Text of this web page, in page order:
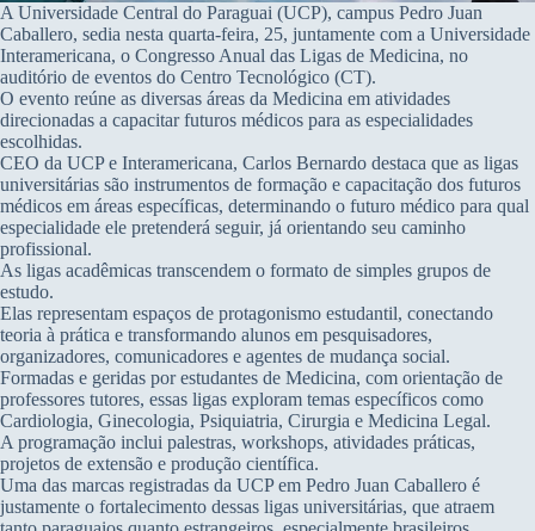
A Universidade Central do Paraguai (UCP), campus Pedro Juan
Caballero, sedia nesta quarta-feira, 25, juntamente com a Universidade
Interamericana, o Congresso Anual das Ligas de Medicina, no
auditório de eventos do Centro Tecnológico (CT).
O evento reúne as diversas áreas da Medicina em atividades
direcionadas a capacitar futuros médicos para as especialidades
escolhidas.
CEO da UCP e Interamericana, Carlos Bernardo destaca que as ligas
universitárias são instrumentos de formação e capacitação dos futuros
médicos em áreas específicas, determinando o futuro médico para qual
especialidade ele pretenderá seguir, já orientando seu caminho
profissional.
As ligas acadêmicas transcendem o formato de simples grupos de
estudo.
Elas representam espaços de protagonismo estudantil, conectando
teoria à prática e transformando alunos em pesquisadores,
organizadores, comunicadores e agentes de mudança social.
Formadas e geridas por estudantes de Medicina, com orientação de
professores tutores, essas ligas exploram temas específicos como
Cardiologia, Ginecologia, Psiquiatria, Cirurgia e Medicina Legal.
A programação inclui palestras, workshops, atividades práticas,
projetos de extensão e produção científica.
Uma das marcas registradas da UCP em Pedro Juan Caballero é
justamente o fortalecimento dessas ligas universitárias, que atraem